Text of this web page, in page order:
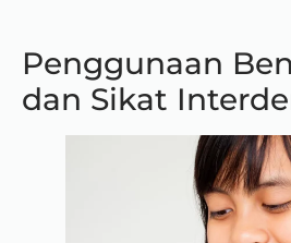
Penggunaan
dan Sikat